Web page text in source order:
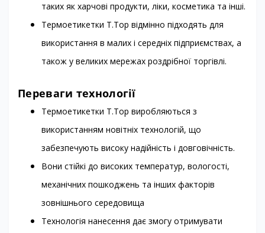
таких як харчові продукти, ліки, косметика та інші.
Термоетикетки T.Top відмінно підходять для
використання в малих і середніх підприємствах, а
також у великих мережах роздрібної торгівлі.
Переваги технології
Термоетикетки T.Top виробляються з
використанням новітніх технологій, що
забезпечують високу надійність і довговічність.
Вони стійкі до високих температур, вологості,
механічних пошкоджень та інших факторів
зовнішнього середовища
Технологія нанесення дає змогу отримувати